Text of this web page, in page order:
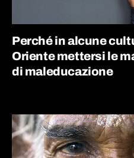
Perché in alcune
Oriente mettersi le
di maleducazione